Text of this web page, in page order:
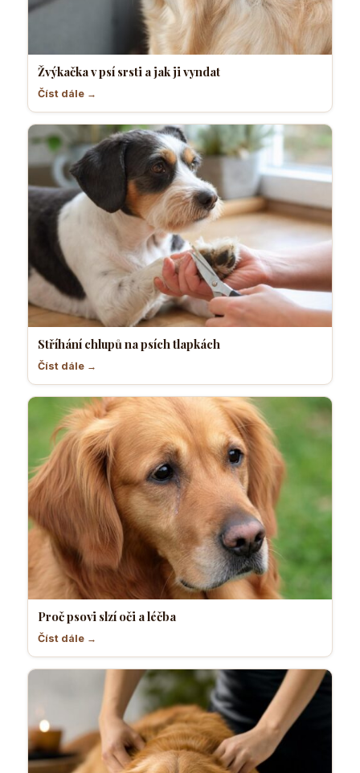
Žvýkačka v psí srsti a jak ji vyndat
Číst dále →
Stříhání chlupů na psích tlapkách
Číst dále →
Proč psovi slzí oči a léčba
Číst dále →